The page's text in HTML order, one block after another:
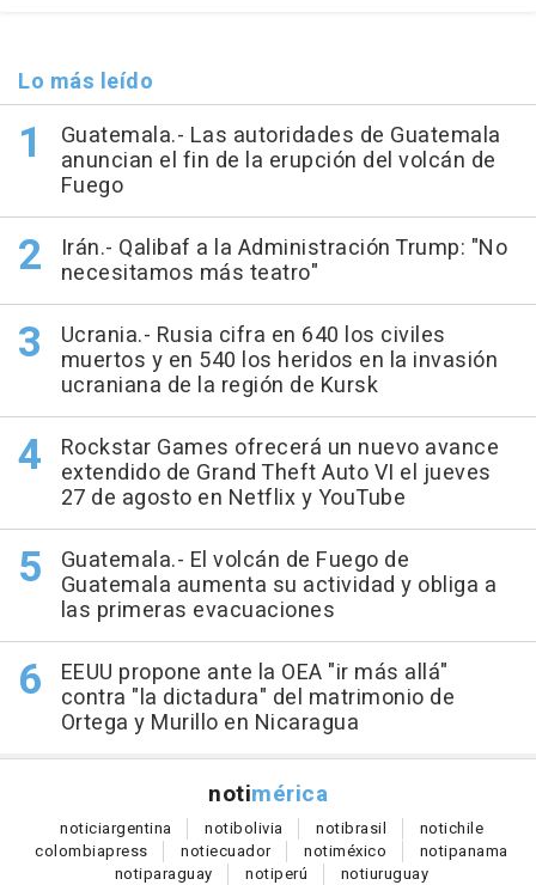
Lo más leído
Guatemala.- Las autoridades de Guatemala
anuncian el fin de la erupción del volcán de
Fuego
Irán.- Qalibaf a la Administración Trump: "No
necesitamos más teatro"
Ucrania.- Rusia cifra en 640 los civiles
muertos y en 540 los heridos en la invasión
ucraniana de la región de Kursk
Rockstar Games ofrecerá un nuevo avance
extendido de Grand Theft Auto VI el jueves
27 de agosto en Netflix y YouTube
Guatemala.- El volcán de Fuego de
Guatemala aumenta su actividad y obliga a
las primeras evacuaciones
EEUU propone ante la OEA "ir más allá"
contra "la dictadura" del matrimonio de
Ortega y Murillo en Nicaragua
notimérica
noticiargentina notibolivia notibrasil notichile
colombiapress notiecuador notiméxico notipanama
notiparaguay notiperú notiuruguay